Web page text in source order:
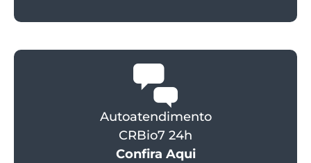
Autoatendimento
CRBio7 24h
Confira Aqui